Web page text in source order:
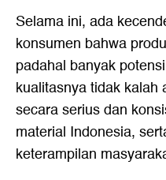
Selama ini, ada
konsumen bahwa
padahal banyak
kualitasnya tidak kalah
secara serius dan
material Indonesia,
keterampilan